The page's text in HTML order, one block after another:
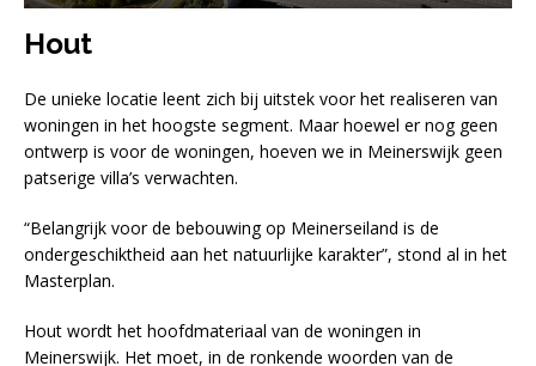
Hout
De unieke locatie leent zich bij uitstek voor het realiseren van
woningen in het hoogste segment. Maar hoewel er nog geen
ontwerp is voor de woningen, hoeven we in Meinerswijk geen
patserige villa’s verwachten.
“Belangrijk voor de bebouwing op Meinerseiland is de
ondergeschiktheid aan het natuurlijke karakter”, stond al in het
Masterplan.
Hout wordt het hoofdmateriaal van de woningen in
Meinerswijk. Het moet, in de ronkende woorden van de